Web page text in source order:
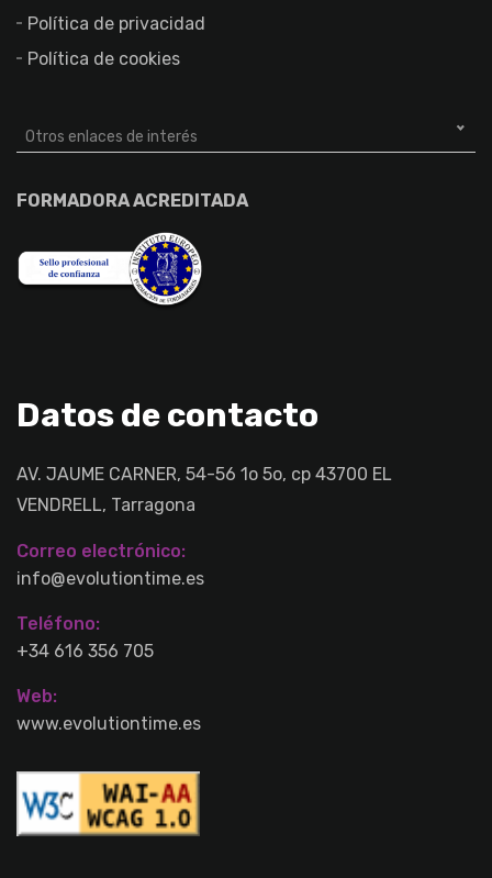
Política de privacidad
Política de cookies
Otros enlaces de interés
FORMADORA ACREDITADA
Datos de contacto
AV. JAUME CARNER, 54-56 1o 5o, cp 43700 EL
VENDRELL, Tarragona
Correo electrónico:
info@evolutiontime.es
Teléfono:
+34 616 356 705
Web:
www.evolutiontime.es